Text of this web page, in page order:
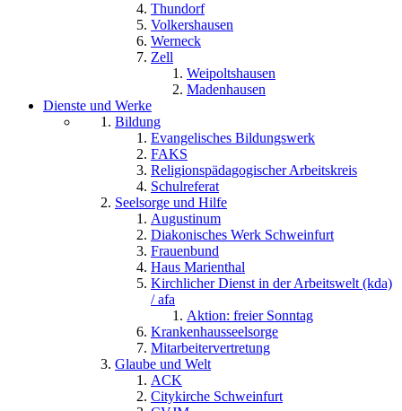
Thundorf
Volkershausen
Werneck
Zell
Weipoltshausen
Madenhausen
Dienste und Werke
Bildung
Evangelisches Bildungswerk
FAKS
Religionspädagogischer Arbeitskreis
Schulreferat
Seelsorge und Hilfe
Augustinum
Diakonisches Werk Schweinfurt
Frauenbund
Haus Marienthal
Kirchlicher Dienst in der Arbeitswelt (kda)
/ afa
Aktion: freier Sonntag
Krankenhausseelsorge
Mitarbeitervertretung
Glaube und Welt
ACK
Citykirche Schweinfurt